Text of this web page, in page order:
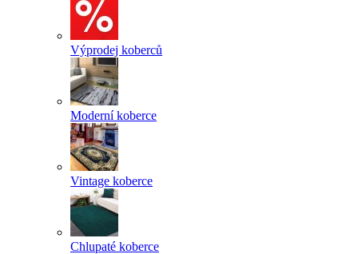
Výprodej koberců
Moderní koberce
Vintage koberce
Chlupaté koberce